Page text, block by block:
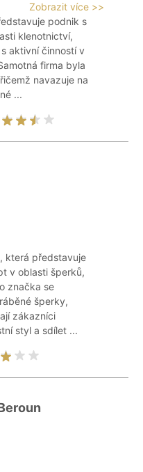
Zobrazit více >>
podnik s
klenotnictví,
aktivní činností v
firma byla
navazuje na
...
která představuje
v oblasti šperků,
značka se
šperky,
zákazníci
styl a sdílet ...